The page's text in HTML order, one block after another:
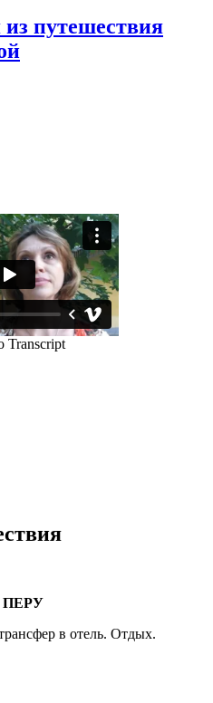
путешествия
ПЕРУ
в отель. Отдых.